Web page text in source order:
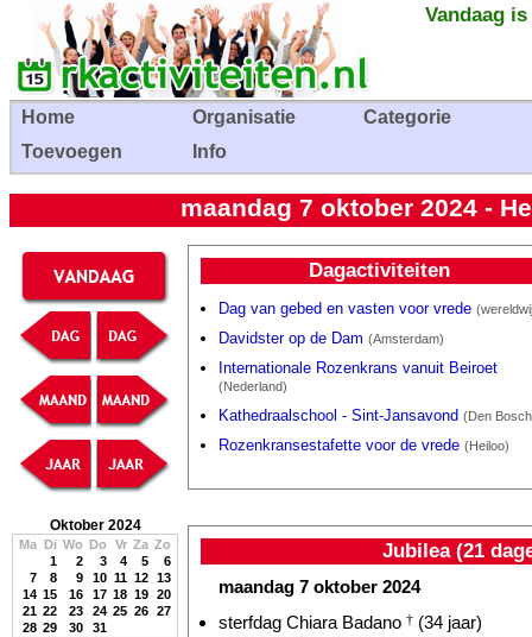
Vandaag
Home Organisatie
Categorie
Toevoegen
Info
maandag 7 oktober 2024 -
Oktober 2024
Ma Di Wo Do Vr Za Zo
1
2 3 4 5
6
7
8 9 10 11 12 13
14 15 16 17 18 19 20
21 22 23 24 25 26 27
28 29 30 31
Dagactiviteiten
Dag van gebed en vasten voor vrede
Davidster op de Dam (Amsterdam)
Internationale Rozenkrans vanuit Beiroet
(Nederland)
Kathedraalschool - Sint-Jansavond (Den
Rozenkransestafette voor de vrede (Heiloo)
Jubilea (21
maandag 7 oktober 2024
sterfdag Chiara Badano † (34 jaar)